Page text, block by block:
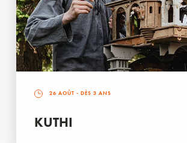
26 AOÛT - DÈS 3 ANS
KUTHI